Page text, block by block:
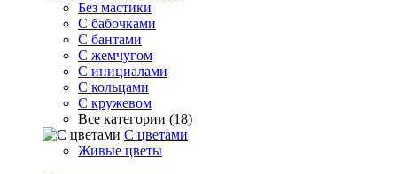
Без мастики
С бабочками
С бантами
С жемчугом
С инициалами
С кольцами
С кружевом
Все категории (18)
С цветами
Живые цветы